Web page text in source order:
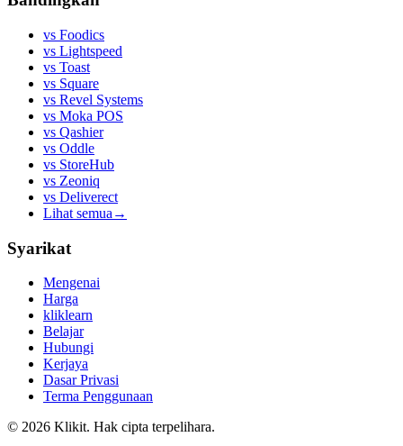
vs Foodics
vs Lightspeed
vs Toast
vs Square
vs Revel Systems
vs Moka POS
vs Qashier
vs Oddle
vs StoreHub
vs Zeoniq
vs Deliverect
Lihat semua →
Syarikat
Mengenai
Harga
kliklearn
Belajar
Hubungi
Kerjaya
Dasar Privasi
Terma Penggunaan
© 2026 Klikit. Hak cipta terpelihara.